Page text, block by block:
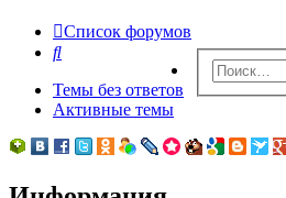
Список форумов
Поиск
Темы без ответов
Активные темы